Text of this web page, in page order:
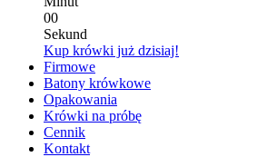
00
Sekund
Kup krówki już dzisiaj!
Firmowe
Batony krówkowe
Opakowania
Krówki na próbę
Cennik
Kontakt